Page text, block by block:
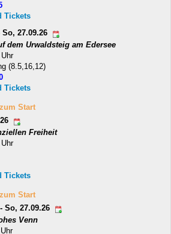
Tickets
So, 27.09.26
dem Urwaldsteig am Edersee
(8.5,16,12)
Tickets
Start
Freiheit
Tickets
Start
So, 27.09.26
Venn